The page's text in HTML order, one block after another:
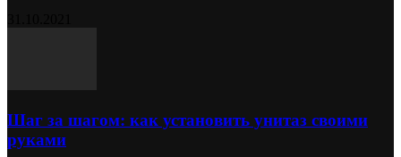
Шаг за шагом: как установить унитаз своими
руками